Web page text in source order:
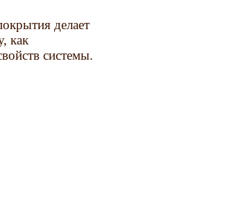
делает
как
системы.